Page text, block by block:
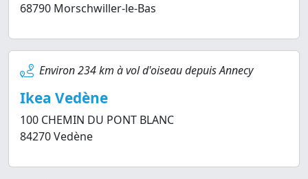
68790 Morschwiller-le-Bas
Environ 234 km à vol d'oiseau depuis Annecy
Ikea Vedène
100 CHEMIN DU PONT BLANC
84270 Vedène